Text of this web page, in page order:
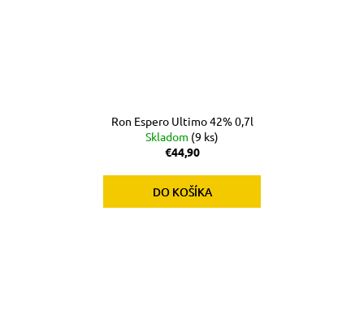
Ron Espero Ultimo 42% 0,7l
Skladom (9 ks)
€44,90
DO KOŠÍKA